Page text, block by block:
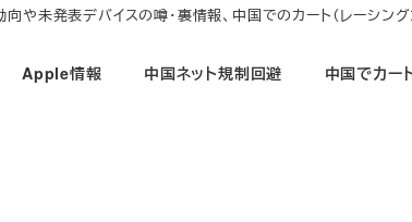
や未発表デバイスの噂・裏情報、中国でのカート（レーシン
Apple情報 中国ネット規制回避 中国でカー